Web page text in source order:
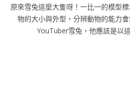
原來雪兔這麼大隻呀！一比一的模型
物的大小與外型，分辨動物的能力
YouTuber雪兔，他應該是以